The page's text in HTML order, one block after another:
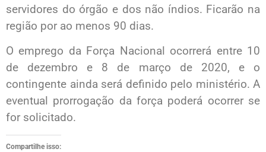
servidores do órgão e dos não índios. Ficarão na
região por ao menos 90 dias.
O emprego da Força Nacional ocorrerá entre 10
de dezembro e 8 de março de 2020, e o
contingente ainda será definido pelo ministério. A
eventual prorrogação da força poderá ocorrer se
for solicitado.
Compartilhe isso: